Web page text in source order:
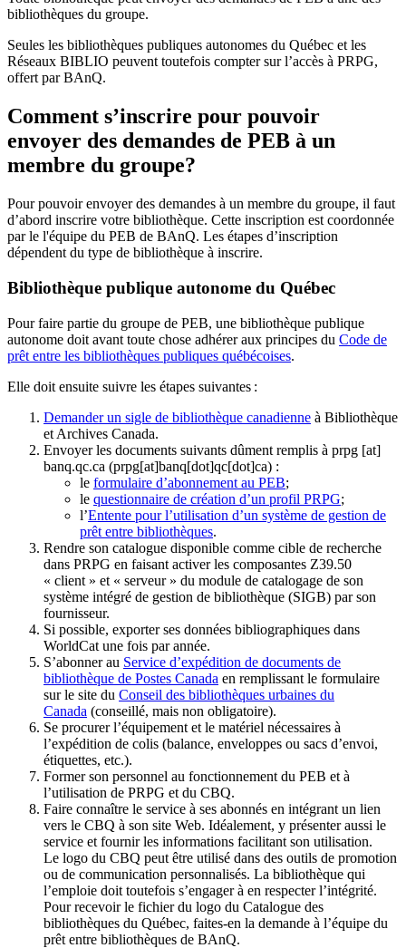
bibliothèques du groupe.
Seules les bibliothèques publiques autonomes du Québec et les
Réseaux BIBLIO peuvent toutefois compter sur l’accès à PRPG,
offert par BAnQ.
Comment s’inscrire pour pouvoir
envoyer des demandes de PEB à un
membre du groupe?
Pour pouvoir envoyer des demandes à un membre du groupe, il faut
d’abord inscrire votre bibliothèque. Cette inscription est coordonnée
par le l'équipe du PEB de BAnQ. Les étapes d’inscription
dépendent du type de bibliothèque à inscrire.
Bibliothèque publique autonome du Québec
Pour faire partie du groupe de PEB, une bibliothèque publique
autonome doit avant toute chose adhérer aux principes du Code de
prêt entre les bibliothèques publiques québécoises.
Elle doit ensuite suivre les étapes suivantes :
Demander un sigle de bibliothèque canadienne à Bibliothèque
et Archives Canada.
Envoyer les documents suivants dûment remplis à prpg [at]
banq.qc.ca (prpg[at]banq[dot]qc[dot]ca) :
le formulaire d’abonnement au PEB;
le questionnaire de création d’un profil PRPG;
l’Entente pour l’utilisation d’un système de gestion de
prêt entre bibliothèques.
Rendre son catalogue disponible comme cible de recherche
dans PRPG en faisant activer les composantes Z39.50
« client » et « serveur » du module de catalogage de son
système intégré de gestion de bibliothèque (SIGB) par son
fournisseur.
Si possible, exporter ses données bibliographiques dans
WorldCat une fois par année.
S’abonner au Service d’expédition de documents de
bibliothèque de Postes Canada en remplissant le formulaire
sur le site du Conseil des bibliothèques urbaines du
Canada (conseillé, mais non obligatoire).
Se procurer l’équipement et le matériel nécessaires à
l’expédition de colis (balance, enveloppes ou sacs d’envoi,
étiquettes, etc.).
Former son personnel au fonctionnement du PEB et à
l’utilisation de PRPG et du CBQ.
Faire connaître le service à ses abonnés en intégrant un lien
vers le CBQ à son site Web. Idéalement, y présenter aussi le
service et fournir les informations facilitant son utilisation.
Le logo du CBQ peut être utilisé dans des outils de promotion
ou de communication personnalisés. La bibliothèque qui
l’emploie doit toutefois s’engager à en respecter l’intégrité.
Pour recevoir le fichier du logo du Catalogue des
bibliothèques du Québec, faites-en la demande à l’équipe du
prêt entre bibliothèques de BAnQ.